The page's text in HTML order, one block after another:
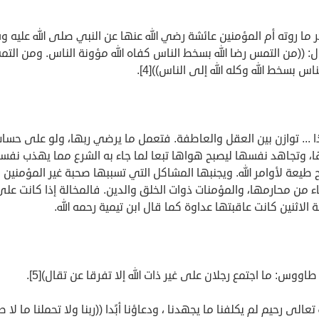
ما روته أم المؤمنين عائشة رضي الله عنها عن النبي صلى الله عليه
((من التمس رضا الله بسخط الناس كفاه الله مؤونة الناس. ومن
بسخط الله وكله الله إلى الناس))[4].
... توازن بين العقل والعاطفة. فتعمل ما يرضي ربها، ولو على
وتجاهد نفسها ليصبح هواها تبعا لما جاء به الشرع مما يهذب
طيعة لأوامر الله. ويجنبها المشاكل التي تسببها صحبة غير المؤمنين
من محارمها، والمؤمنات ذوات الخلق والدين. فالمخالة إذا كانت
الاثنين كانت عاقبتها عداوة كما قال ابن تيمية رحمه الله.
ما اجتمع رجلان على غير ذات الله إلا تفرقا عن تقال)[5].
تعالى رحيم لم يكلفنا ما يجهدنا ، ودعاؤنا أبًدا ((ربنا ولا تحملنا ما لا